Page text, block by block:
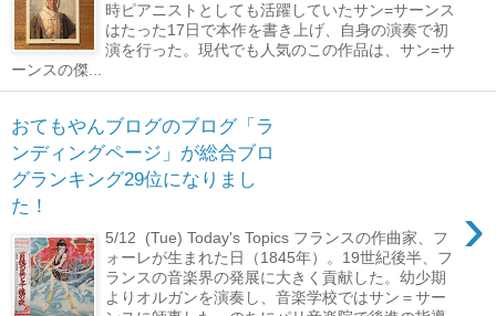
時ピアニストとしても活躍していたサン=サーンス
はたった17日で本作を書き上げ、自身の演奏で初
演を行った。現代でも人気のこの作品は、サン=サ
ーンスの傑...
おてもやんブログのブログ「ラ
ンディングページ」が総合ブロ
グランキング29位になりまし
た！
›
5/12 (Tue) Today's Topics フランスの作曲家、フ
ォーレが生まれた日（1845年）。19世紀後半、フ
ランスの音楽界の発展に大きく貢献した。幼少期
よりオルガンを演奏し、音楽学校ではサン＝サー